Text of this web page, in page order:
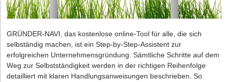
GRÜNDER-NAVI, das kostenlose online-Tool für alle, die sich
selbständig machen, ist ein Step-by-Step-Assistent zur
erfolgreichen Unternehmensgründung. Sämtliche Schritte auf dem
Weg zur Selbstständigkeit werden in der richtigen Reihenfolge
detailliert mit klaren Handlungsanweisungen beschrieben. So